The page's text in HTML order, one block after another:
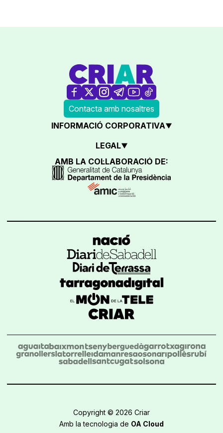
Contacta amb nosaltres
INFORMACIÓ CORPORATIVA
LEGAL
AMB LA COL·LABORACIÓ DE:
Copyright © 2026 Criar
Amb la tecnologia de OA Cloud